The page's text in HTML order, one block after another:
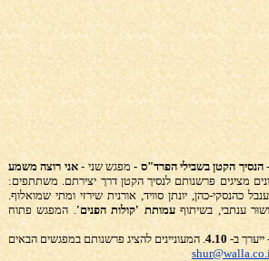
הנסיך הקטן בשבילי הפרד"ס -מפגש שני -אני רוצה משמע
מציגים פרשנותם לנסיך הקטן דרך יצירתם. משתתפים:
כהנסקי-כהן, יונתן סוויד, אורנית שירזי ומתי שמואלוף.
ענתבי, בשיתוףעמותת 'קולות הפנים'. המפגש פתוח
ייערך ב-4.10. המעוניינים להציג פרשנותם במפגשים הבאים